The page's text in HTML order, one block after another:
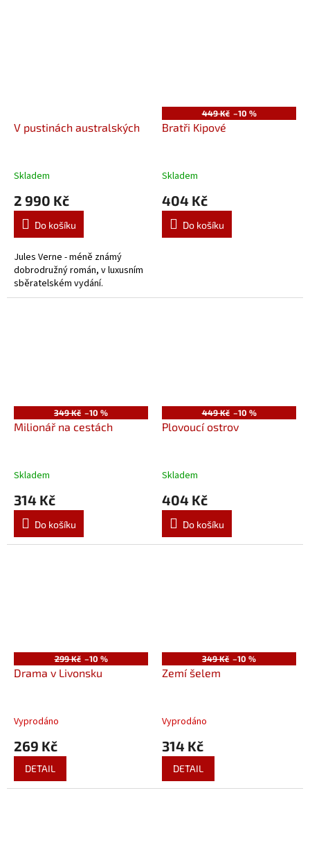
V pustinách australských
Skladem
2 990 Kč
Do košíku
Jules Verne - méně známý
dobrodružný román, v luxusním
sběratelském vydání.
449 Kč –10 %
Bratři Kipové
Skladem
404 Kč
Do košíku
349 Kč –10 %
Milionář na cestách
Skladem
314 Kč
Do košíku
449 Kč –10 %
Plovoucí ostrov
Skladem
404 Kč
Do košíku
299 Kč –10 %
Drama v Livonsku
Vyprodáno
269 Kč
DETAIL
349 Kč –10 %
Zemí šelem
Vyprodáno
314 Kč
DETAIL